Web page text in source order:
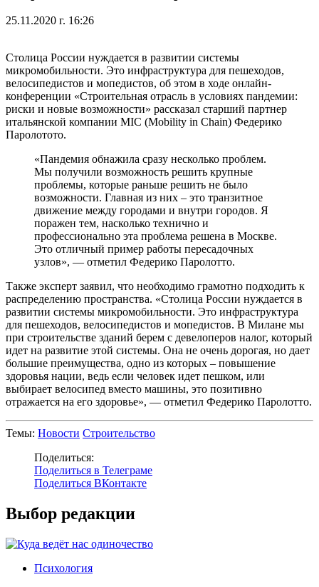
25.11.2020 г. 16:26
Столица России нуждается в развитии системы
микромобильности. Это инфраструктура для пешеходов,
велосипедистов и мопедистов, об этом в ходе онлайн-
конференции «Строительная отрасль в условиях пандемии:
риски и новые возможности» рассказал старший партнер
итальянской компании MIC (Mobility in Chain) Федерико
Паролотото.
«Пандемия обнажила сразу несколько проблем.
Мы получили возможность решить крупные
проблемы, которые раньше решить не было
возможности. Главная из них – это транзитное
движение между городами и внутри городов. Я
поражен тем, насколько технично и
профессионально эта проблема решена в Москве.
Это отличный пример работы пересадочных
узлов», — отметил Федерико Паролотто.
Также эксперт заявил, что необходимо грамотно подходить к
распределению пространства. «Столица России нуждается в
развитии системы микромобильности. Это инфраструктура
для пешеходов, велосипедистов и мопедистов. В Милане мы
при строительстве зданий берем с девелоперов налог, который
идет на развитие этой системы. Она не очень дорогая, но дает
большие преимущества, одно из которых – повышение
здоровья нации, ведь если человек идет пешком, или
выбирает велосипед вместо машины, это позитивно
отражается на его здоровье», — отметил Федерико Паролотто.
Темы: Новости Строительство
Поделиться:
Поделиться в Телеграме
Поделиться ВКонтакте
Выбор редакции
Психология